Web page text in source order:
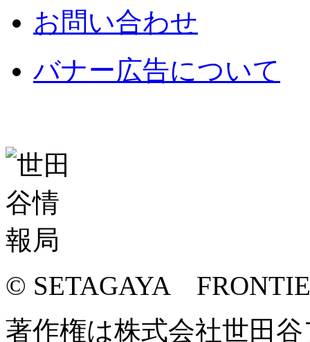
お問い合わせ
バナー広告について
© SETAGAYA
著作権は株式会社世田